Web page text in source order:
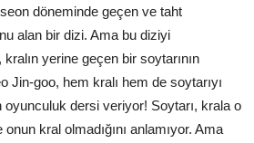
döneminde geçen ve taht
alan bir dizi. Ama bu diziyi
yerine geçen bir soytarının
Jin-goo, hem kralı hem de soytarıyı
oyunculuk dersi veriyor! Soytarı, krala o
kral olmadığını anlamıyor. Ama